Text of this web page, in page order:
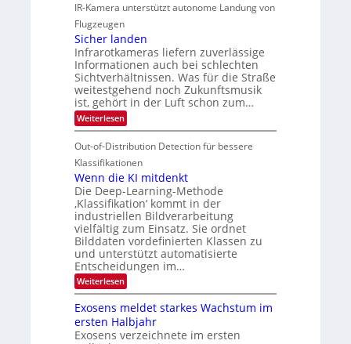
M
e
m
s
u
n
d
M
a
n
t
i
S
p
e
c
t
r
a
l
i
c
h
k
e
i
t
e
n
d
e
r
i
n
V
I
S
I
O
N
T
e
c
h
T
a
l
k
s
u
i
d
e
d
T
o
u
r
e
u
f
d
e
r
V
I
S
I
O
N
IR-Kamera unterstützt autonome Landung von
Flugzeugen
Sicher landen
Infrarotkameras liefern zuverlässige
Informationen auch bei schlechten
Sichtverhältnissen. Was für die Straße
weitestgehend noch Zukunftsmusik
ist, gehört in der Luft schon zum…
Weiterlesen:
S
c
h
r
l
a
n
d
e
n
Out-of-Distribution Detection für bessere
Klassifikationen
Wenn die KI mitdenkt
Die Deep-Learning-Methode
‚Klassifikation‘ kommt in der
industriellen Bildverarbeitung
vielfältig zum Einsatz. Sie ordnet
Bilddaten vordefinierten Klassen zu
und unterstützt automatisierte
Entscheidungen im…
Weiterlesen:
W
n
n
d
Exosens meldet starkes Wachstum im
ersten Halbjahr
Exosens verzeichnete im ersten